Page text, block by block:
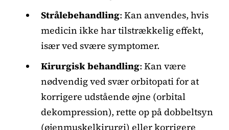
Strålebehandling: Kan anvendes, hvis
medicin ikke har tilstrækkelig effekt,
især ved svære symptomer.
Kirurgisk behandling: Kan være
nødvendig ved svær orbitopati for at
korrigere udstående øjne (orbital
dekompression), rette op på dobbeltsyn
(øjenmuskelkirurgi) eller korrigere